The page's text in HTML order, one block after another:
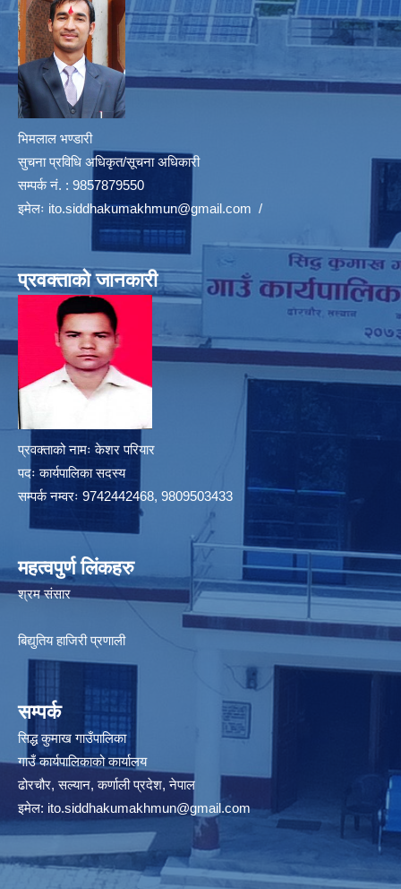
भिमलाल भण्डारी
सुचना प्रविधि अधिकृत/सूचना अधिकारी
सम्पर्क नं. : 9857879550
इमेलः ito.siddhakumakhmun@gmail.com /
प्रवक्ताको जानकारी
प्रवक्ताको नामः केशर परियार
पदः कार्यपालिका सदस्य
सम्पर्क नम्वरः 9742442468, 9809503433
महत्वपुर्ण लिंकहरु
श्रम संसार
बिद्युतिय हाजिरी प्रणाली
सम्पर्क
सिद्ध कुमाख गाउँपालिका
गाउँ कार्यपालिकाको कार्यालय
ढोरचौर, सल्यान, कर्णाली प्रदेश, नेपाल
इमेल: ito.siddhakumakhmun@gmail.com